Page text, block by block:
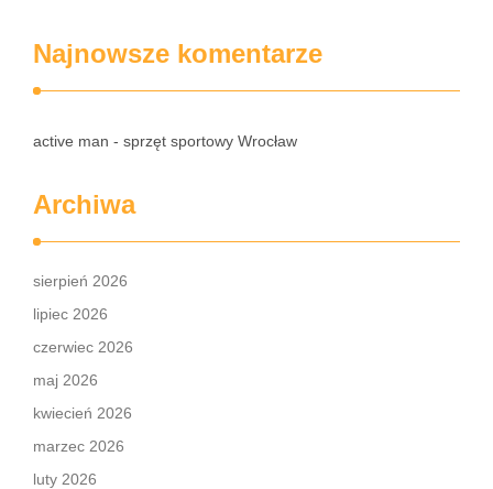
Najnowsze komentarze
active man - sprzęt sportowy Wrocław
Archiwa
sierpień 2026
lipiec 2026
czerwiec 2026
maj 2026
kwiecień 2026
marzec 2026
luty 2026